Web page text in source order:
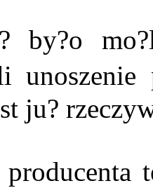
by?o
ju?